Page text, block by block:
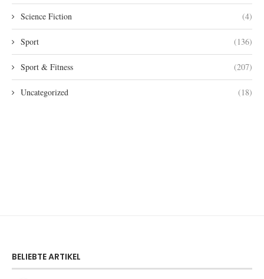
Science Fiction (4)
Sport (136)
Sport & Fitness (207)
Uncategorized (18)
BELIEBTE ARTIKEL